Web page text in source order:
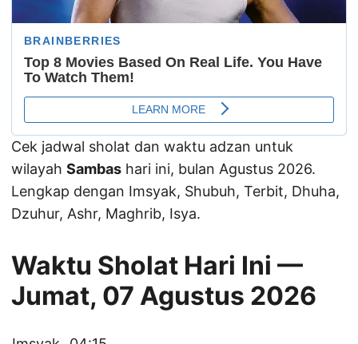
Cek jadwal sholat dan waktu adzan untuk
wilayah Sambas hari ini, bulan Agustus 2026.
Lengkap dengan Imsyak, Shubuh, Terbit, Dhuha,
Dzuhur, Ashr, Maghrib, Isya.
Waktu Sholat Hari Ini —
Jumat, 07 Agustus 2026